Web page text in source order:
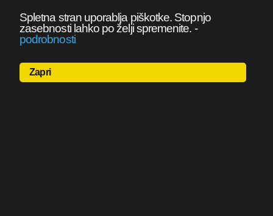
Spletna stran uporablja piškotke. Stopnjo
zasebnosti lahko po želji spremenite. -
podrobnosti
Zapri